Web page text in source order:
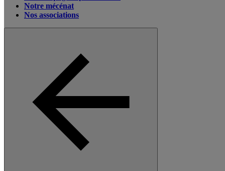
Notre mécénat
Nos associations